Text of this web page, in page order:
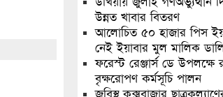
উন্নত খাবার বিতরণ
আলোচিত ৫০ হাজার পিস
নেই ইয়াবার মুল মালিক
ফরেস্ট রেঞ্জার্স ডে উপলক্ষে
বৃক্ষরোপণ কর্মসূচি পালন
জবিস্থ কক্সবাজার